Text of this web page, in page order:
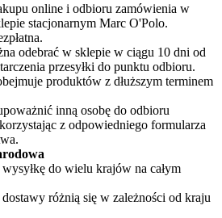
online i odbioru zamówienia w
stacjonarnym Marc O'Polo.
odebrać w sklepie w ciągu 10 dni od
przesyłki do punktu odbioru.
produktów z dłuższym terminem
inną osobę do odbioru
z odpowiedniego formularza
do wielu krajów na całym
różnią się w zależności od kraju